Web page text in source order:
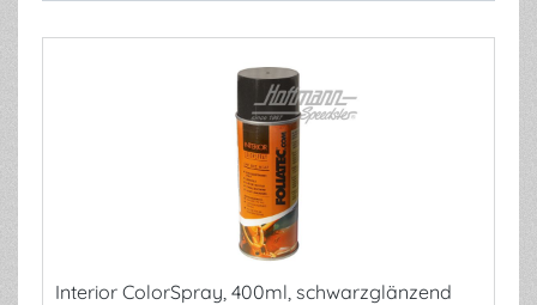
Interior ColorSpray, 400ml, schwarzglänzend